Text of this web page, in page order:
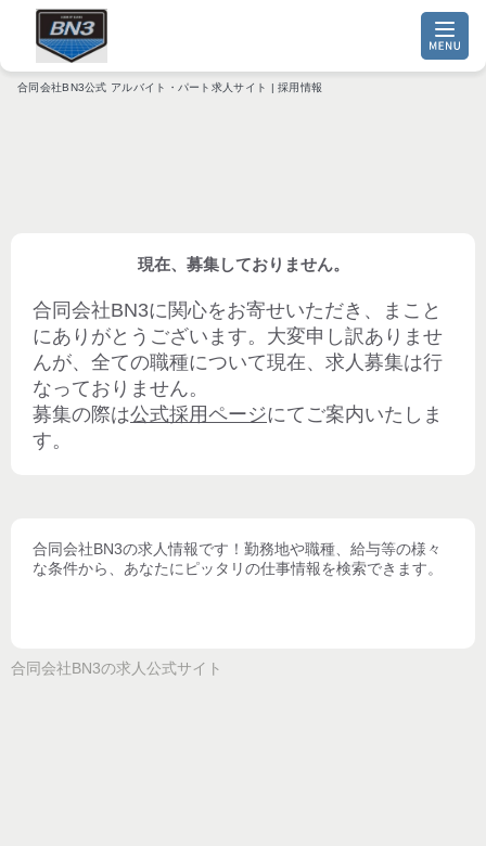
合同会社BN3公式 アルバイト・パート求人サイト | 採用情報
現在、募集しておりません。
合同会社BN3に関心をお寄せいただき、まこと
にありがとうございます。大変申し訳ありませ
んが、全ての職種について現在、求人募集は行
なっておりません。
募集の際は公式採用ページにてご案内いたしま
す。
合同会社BN3の求人情報です！勤務地や職種、給与等の様々
な条件から、あなたにピッタリの仕事情報を検索できます。
合同会社BN3の求人公式サイト